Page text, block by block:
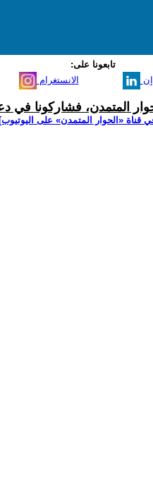
تابعونا على:
الانستغرام
المتمدن، فشاركونا في
قناة ‫«الحوار المتمدن» على اليوتيوب]